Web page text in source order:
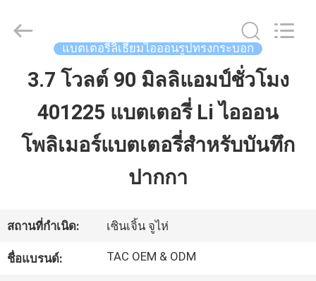
บ้าน
สินค้า
Guang
Zhou
แบตเตอรี่ลิเธียมไอออนรูปทรงกระบอก
3.7 โวลต์ 90 มิลลิแอมป์ชั่วโมง
401225 แบตเตอรี่ Li ไอออน
โพลิเมอร์แบตเตอรี่สำหรับบันทึก
ปากกา
สถานที่กำเนิด: เซินเจิ้น จูไห่
ชื่อแบรนด์: TAC OEM & ODM